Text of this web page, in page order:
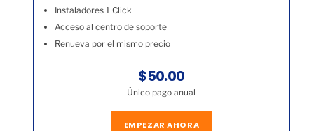
Instaladores 1 Click
Acceso al centro de soporte
Renueva por el mismo precio
$50.00
Único pago anual
EMPEZAR AHORA